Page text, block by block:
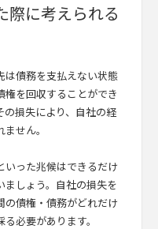
際に考えられる
は債務を支払えない状態
を回収することができ
損失により、自社の経
せん。
いった兆候はできるだけ
しょう。自社の損失を
の債権・債務がどれだけ
必要があります。